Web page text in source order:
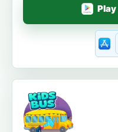
Play